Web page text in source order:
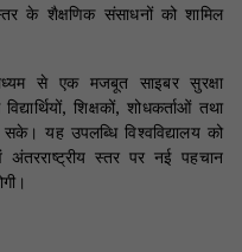
के शैक्षणिक संसाधनों को शामिल
से एक मजबूत साइबर सुरक्षा
शिक्षकों, शोधकर्ताओं तथा
यह उपलब्धि विश्वविद्यालय को
अंतरराष्ट्रीय स्तर पर नई पहचान